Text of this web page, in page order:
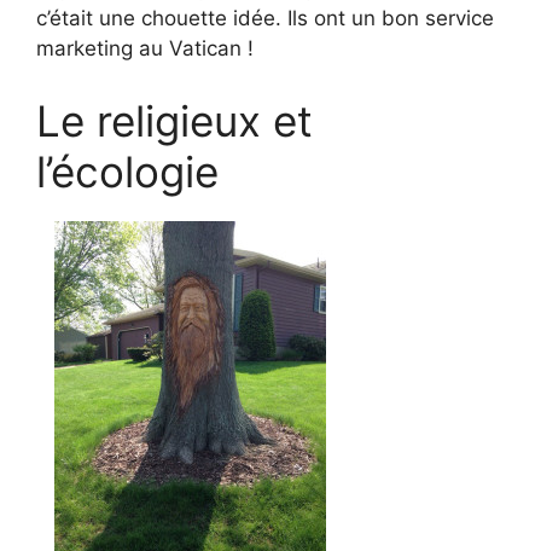
c’était une chouette idée. Ils ont un bon service
marketing au Vatican !
Le religieux et
l’écologie